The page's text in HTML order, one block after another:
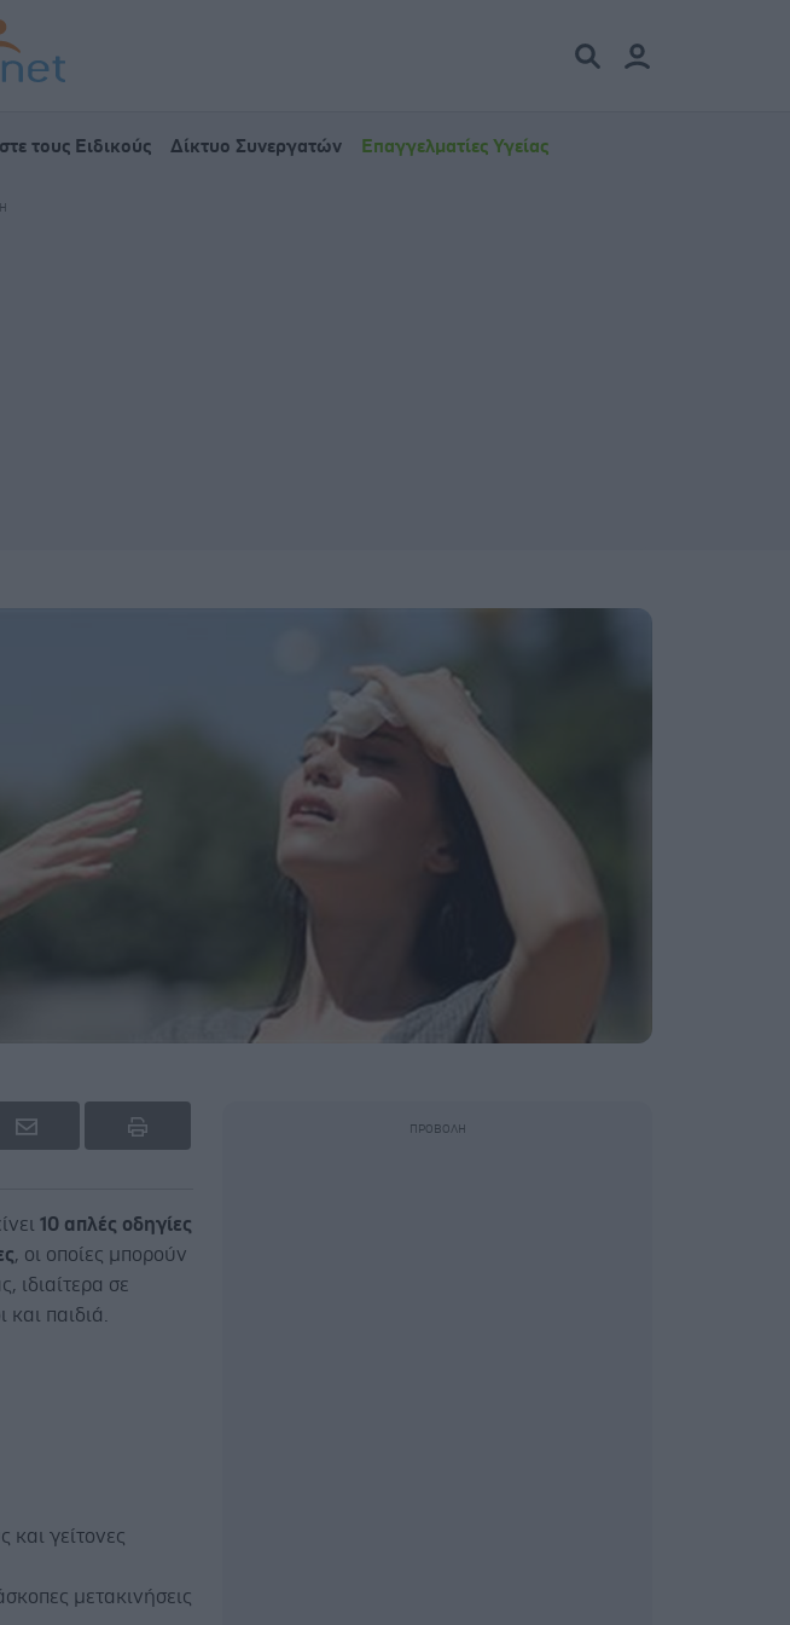
τους Ειδικούς Δίκτυο Συνεργατών Επαγγελματίες Υγείας
10 απλές οδηγίες
, οι οποίες μπορούν
ιδιαίτερα σε
παιδιά.
και γείτονες
μετακινήσεις